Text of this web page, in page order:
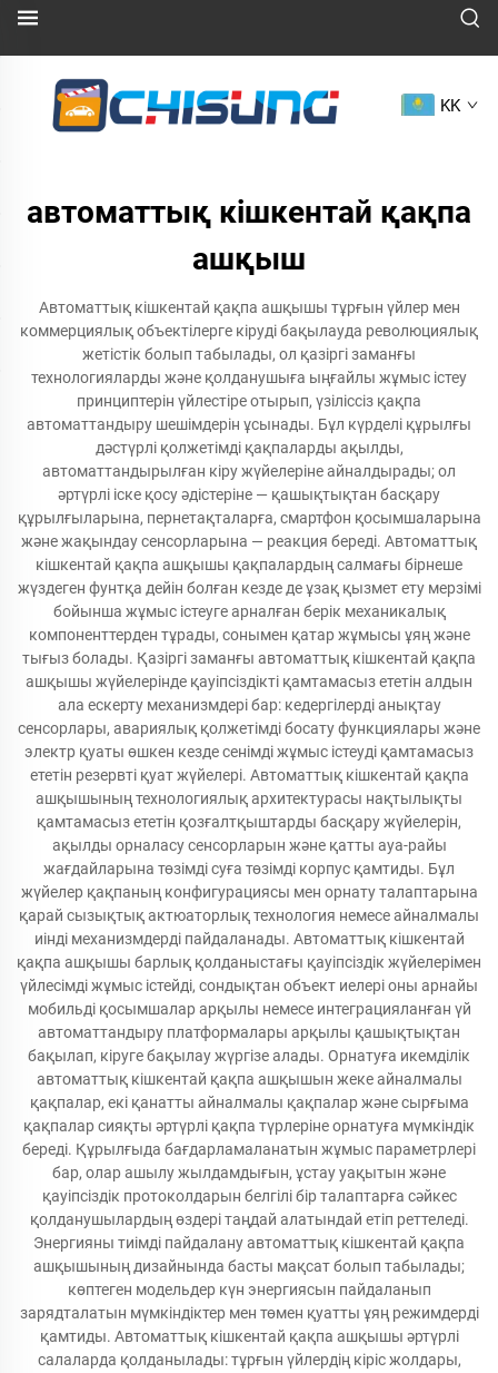
KK
автоматтық кішкентай қақпа
ашқыш
Автоматтық кішкентай қақпа ашқышы тұрғын үйлер мен
коммерциялық объектілерге кіруді бақылауда революциялық
жетістік болып табылады, ол қазіргі заманғы
технологияларды және қолданушыға ыңғайлы жұмыс істеу
принциптерін үйлестіре отырып, үзіліссіз қақпа
автоматтандыру шешімдерін ұсынады. Бұл күрделі құрылғы
дәстүрлі қолжетімді қақпаларды ақылды,
автоматтандырылған кіру жүйелеріне айналдырады; ол
әртүрлі іске қосу әдістеріне — қашықтықтан басқару
құрылғыларына, пернетақталарға, смартфон қосымшаларына
және жақындау сенсорларына — реакция береді. Автоматтық
кішкентай қақпа ашқышы қақпалардың салмағы бірнеше
жүздеген фунтқа дейін болған кезде де ұзақ қызмет ету мерзімі
бойынша жұмыс істеуге арналған берік механикалық
компоненттерден тұрады, сонымен қатар жұмысы ұяң және
тығыз болады. Қазіргі заманғы автоматтық кішкентай қақпа
ашқышы жүйелерінде қауіпсіздікті қамтамасыз ететін алдын
ала ескерту механизмдері бар: кедергілерді анықтау
сенсорлары, авариялық қолжетімді босату функциялары және
электр қуаты өшкен кезде сенімді жұмыс істеуді қамтамасыз
ететін резервті қуат жүйелері. Автоматтық кішкентай қақпа
ашқышының технологиялық архитектурасы нақтылықты
қамтамасыз ететін қозғалтқыштарды басқару жүйелерін,
ақылды орналасу сенсорларын және қатты ауа-райы
жағдайларына төзімді суға төзімді корпус қамтиды. Бұл
жүйелер қақпаның конфигурациясы мен орнату талаптарына
қарай сызықтық актюаторлық технология немесе айналмалы
иінді механизмдерді пайдаланады. Автоматтық кішкентай
қақпа ашқышы барлық қолданыстағы қауіпсіздік жүйелерімен
үйлесімді жұмыс істейді, сондықтан объект иелері оны арнайы
мобильді қосымшалар арқылы немесе интеграцияланған үй
автоматтандыру платформалары арқылы қашықтықтан
бақылап, кіруге бақылау жүргізе алады. Орнатуға икемділік
автоматтық кішкентай қақпа ашқышын жеке айналмалы
қақпалар, екі қанатты айналмалы қақпалар және сырғыма
қақпалар сияқты әртүрлі қақпа түрлеріне орнатуға мүмкіндік
береді. Құрылғыда бағдарламаланатын жұмыс параметрлері
бар, олар ашылу жылдамдығын, ұстау уақытын және
қауіпсіздік протоколдарын белгілі бір талаптарға сәйкес
қолданушылардың өздері таңдай алатындай етіп реттеледі.
Энергияны тиімді пайдалану автоматтық кішкентай қақпа
ашқышының дизайнында басты мақсат болып табылады;
көптеген модельдер күн энергиясын пайдаланып
зарядталатын мүмкіндіктер мен төмен қуатты ұяң режимдерді
қамтиды. Автоматтық кішкентай қақпа ашқышы әртүрлі
салаларда қолданылады: тұрғын үйлердің кіріс жолдары,